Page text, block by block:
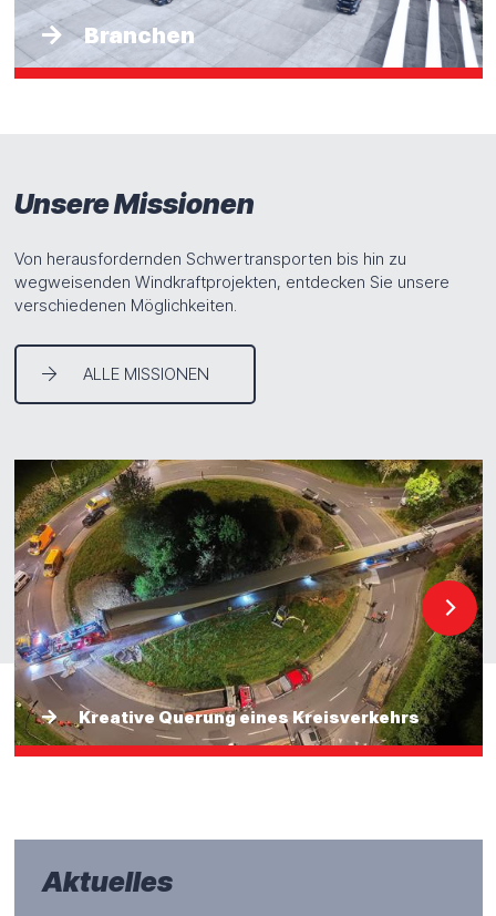
Branchen
Unsere Missionen
Von herausfordernden Schwertransporten bis hin zu
wegweisenden Windkraftprojekten, entdecken Sie unsere
verschiedenen Möglichkeiten.
ALLE MISSIONEN
Kreative Querung eines Kreisverkehrs
Aktuelles